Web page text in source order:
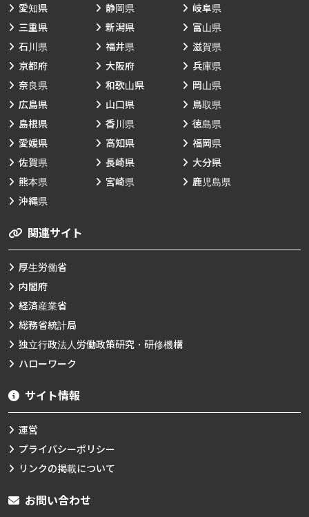
愛知県
静岡県
岐阜県
三重県
新潟県
富山県
石川県
福井県
滋賀県
京都府
大阪府
兵庫県
奈良県
和歌山県
岡山県
広島県
山口県
鳥取県
島根県
香川県
徳島県
愛媛県
高知県
福岡県
佐賀県
長崎県
大分県
熊本県
宮崎県
鹿児島県
沖縄県
関連サイト
厚生労働省
内閣府
経済産業省
総務省統計局
独立行政法人労働政策研究・研修機構
ハローワーク
サイト情報
運営
プライバシーポリシー
リンクの掲載について
お問い合わせ